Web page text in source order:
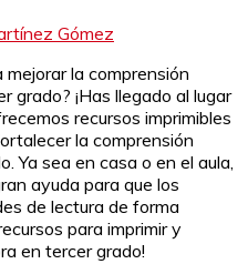
Gómez
la comprensión
grado? ¡Has llegado al lugar
recursos imprimibles
la comprensión
Ya sea en casa o en el aula,
ayuda para que los
de lectura de forma
para imprimir y
en tercer grado!